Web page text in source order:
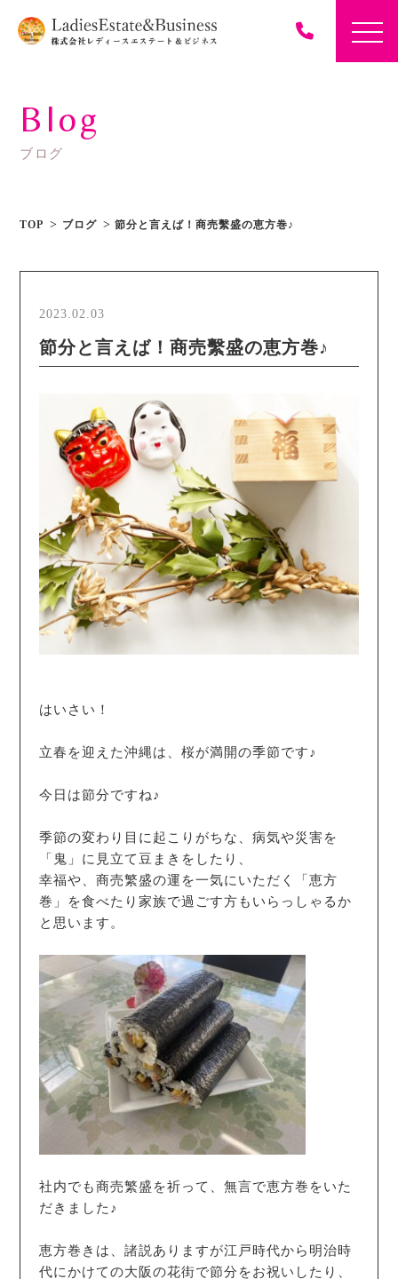
Blog
ブログ
TOP ブログ 節分と言えば！商売繫盛の恵方巻♪
2023.02.03
節分と言えば！商売繫盛の恵方巻♪
はいさい！
立春を迎えた沖縄は、桜が満開の季節です♪
今日は節分ですね♪
季節の変わり目に起こりがちな、病気や災害を
「鬼」に見立て豆まきをしたり、
幸福や、商売繁盛の運を一気にいただく「恵方
巻」を食べたり家族で過ごす方もいらっしゃるか
と思います。
社内でも商売繁盛を祈って、無言で恵方巻をいた
だきました♪
恵方巻きは、諸説ありますが江戸時代から明治時
代にかけての大阪の花街で節分をお祝いしたり、